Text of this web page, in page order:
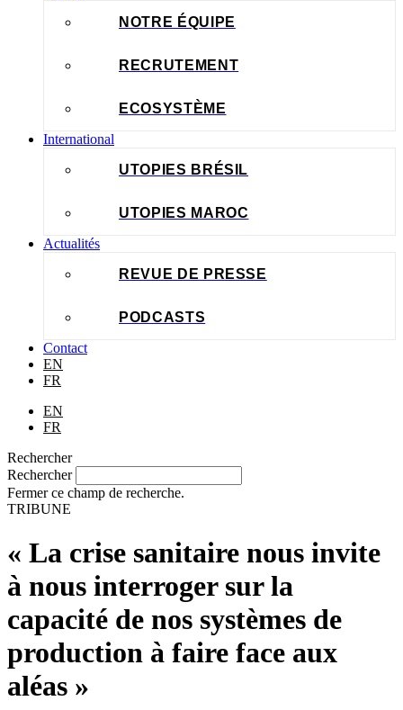
NOTRE ÉQUIPE
RECRUTEMENT
ECOSYSTÈME
International
UTOPIES BRÉSIL
UTOPIES MAROC
Actualités
REVUE DE PRESSE
PODCASTS
Contact
EN
FR
EN
FR
Rechercher
Rechercher
Fermer ce champ de recherche.
TRIBUNE
« La crise sanitaire nous invite
à nous interroger sur la
capacité de nos systèmes de
production à faire face aux
aléas »